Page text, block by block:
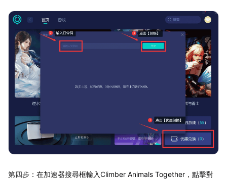
第四步：在加速器搜尋框輸入Climber Animals Together，點擊對